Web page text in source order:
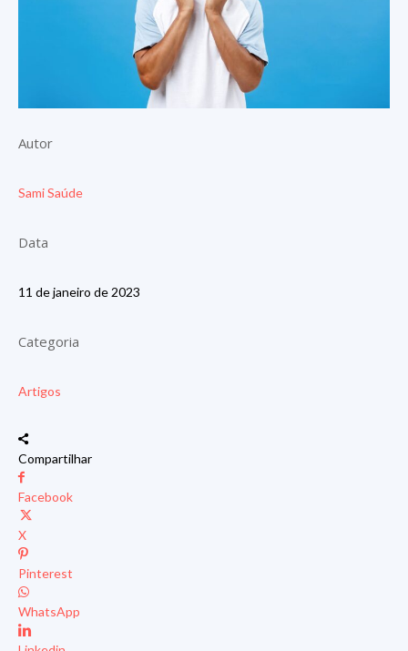
Autor
Sami Saúde
Data
11 de janeiro de 2023
Categoria
Artigos
Compartilhar
Facebook
X
Pinterest
WhatsApp